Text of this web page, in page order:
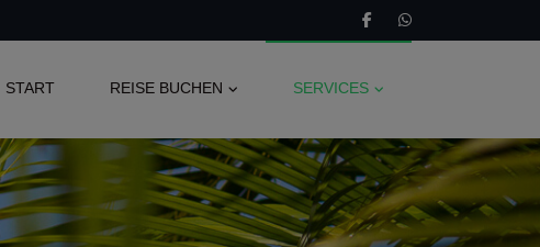
START REISE BUCHEN SERVICES